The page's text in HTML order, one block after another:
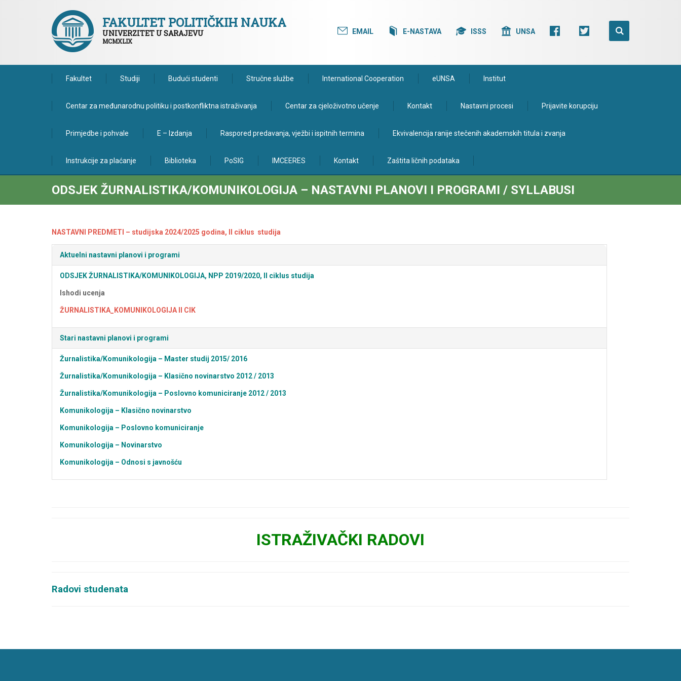
FAKULTET POLITIČKIH NAUKA
UNIVERZITET U SARAJEVU
MCMXLIX
EMAIL E-NASTAVA ISSS UNSA
Fakultet Studiji Budući studenti Stručne službe International Cooperation eUNSA Institut
Centar za međunarodnu politiku i postkonfliktna istraživanja Centar za cjeloživotno učenje Kontakt Nastavni procesi Prijavite korupciju
Primjedbe i pohvale E – Izdanja Raspored predavanja, vježbi i ispitnih termina Ekvivalencija ranije stečenih akademskih titula i zvanja
Instrukcije za plaćanje Biblioteka PoSIG IMCEERES Kontakt Zaštita ličnih podataka
ODSJEK ŽURNALISTIKA/KOMUNIKOLOGIJA – NASTAVNI PLANOVI I PROGRAMI / SYLLABUSI
NASTAVNI PREDMETI – studijska 2024/2025 godina, II ciklus studija
Aktuelni nastavni planovi i programi
ODSJEK ŽURNALISTIKA/KOMUNIKOLOGIJA, NPP 2019/2020, II ciklus studija
Ishodi ucenja
ŽURNALISTIKA_KOMUNIKOLOGIJA II CIK
Stari nastavni planovi i programi
Žurnalistika/Komunikologija – Master studij 2015/ 2016
Žurnalistika/Komunikologija – Klasično novinarstvo 2012 / 2013
Žurnalistika/Komunikologija – Poslovno komuniciranje 2012 / 2013
Komunikologija – Klasično novinarstvo
Komunikologija – Poslovno komuniciranje
Komunikologija – Novinarstvo
Komunikologija – Odnosi s javnošću
ISTRAŽIVAČKI RADOVI
Radovi studenata